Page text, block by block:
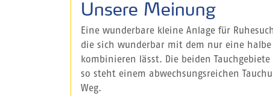
Unsere Meinung
Eine wunderbare kleine Anlage für
die sich wunderbar mit dem nur eine
kombinieren lässt. Die beiden
so steht einem abwechsungsreichen
Weg.